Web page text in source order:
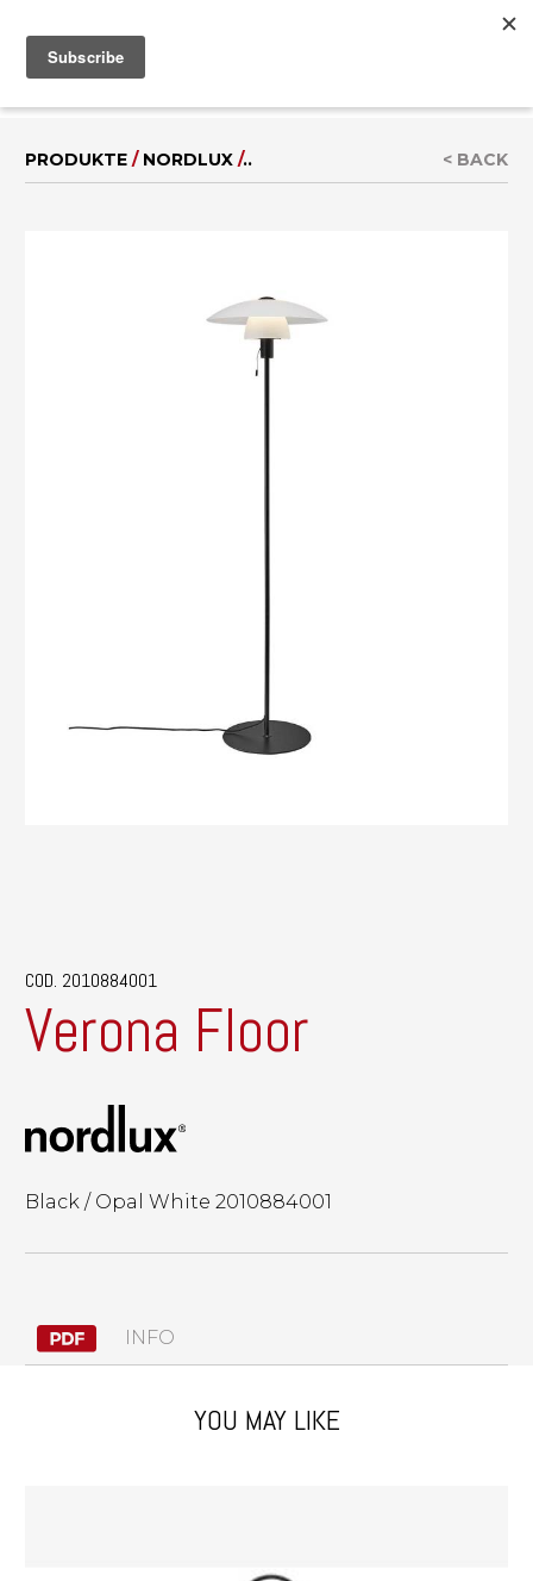
PRODUKTE/ NORDLUX /.. < BACK
COD. 2010884001
Verona Floor
Black / Opal White 2010884001
INFO
YOU MAY LIKE